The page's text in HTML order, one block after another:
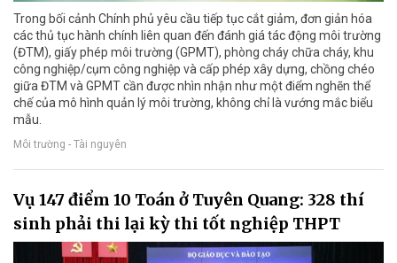
Trong bối cảnh Chính phủ yêu cầu tiếp tục cắt giảm, đơn giản hóa
các thủ tục hành chính liên quan đến đánh giá tác động môi trường
(ĐTM), giấy phép môi trường (GPMT), phòng cháy chữa cháy, khu
công nghiệp/cụm công nghiệp và cấp phép xây dựng, chồng chéo
giữa ĐTM và GPMT cần được nhìn nhận như một điểm nghẽn thể
chế của mô hình quản lý môi trường, không chỉ là vướng mắc biểu
mẫu.
Môi trường - Tài nguyên
Vụ 147 điểm 10 Toán ở Tuyên Quang: 328 thí
sinh phải thi lại kỳ thi tốt nghiệp THPT